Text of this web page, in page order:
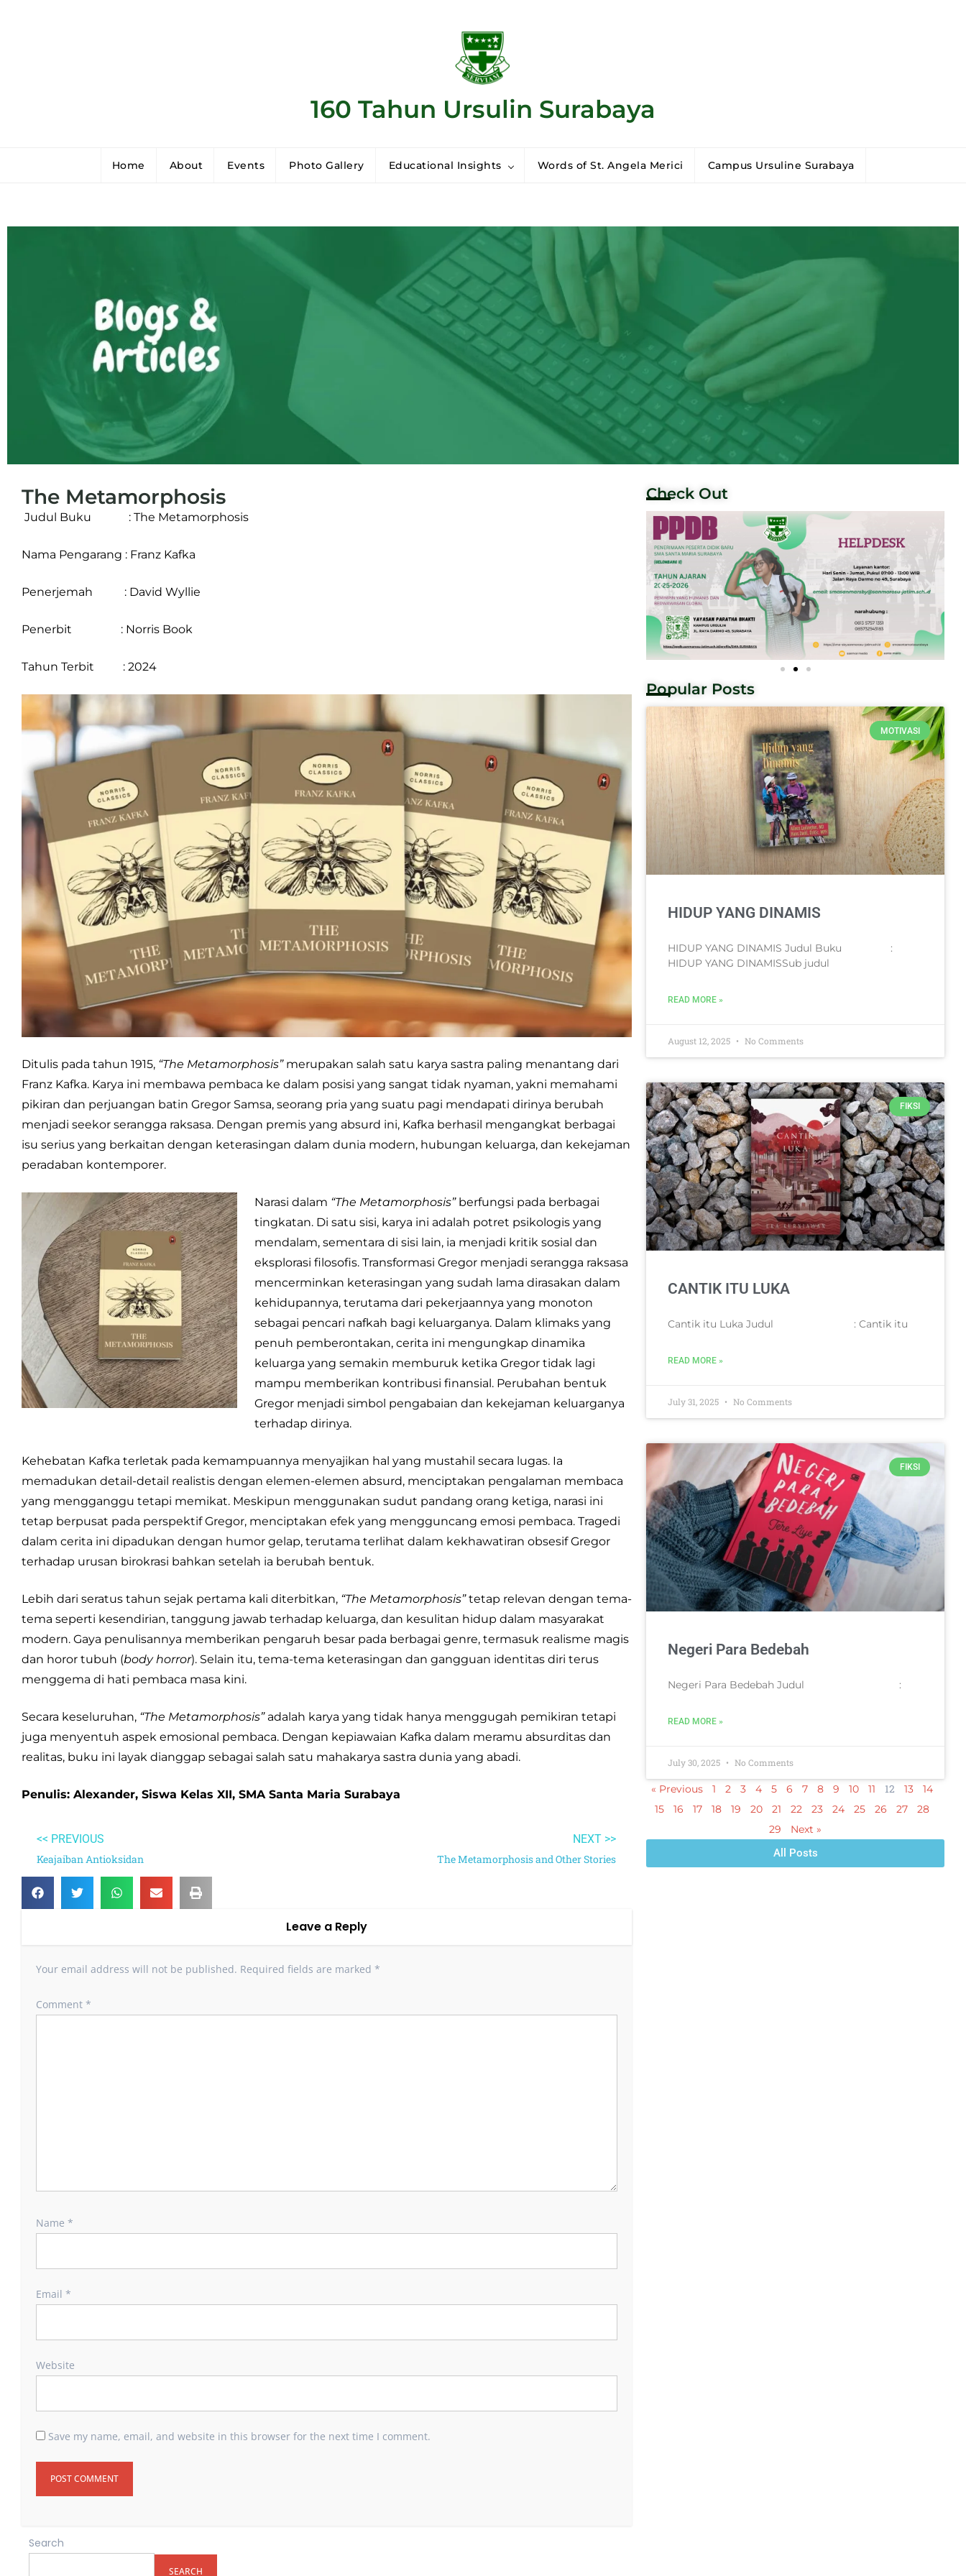
160 Tahun Ursulin Surabaya
Home About Events Photo Gallery Educational Insights Words of St. Angela Merici Campus Ursuline Surabaya
The Metamorphosis
Judul Buku : The Metamorphosis
Nama Pengarang : Franz Kafka
Penerjemah : David Wyllie
Penerbit : Norris Book
Tahun Terbit : 2024
Ditulis pada tahun 1915, “The Metamorphosis”merupakan salah satu karya sastra paling menantang dari
Franz Kafka. Karya ini membawa pembaca ke dalam posisi yang sangat tidak nyaman, yakni memahami
pikiran dan perjuangan batin Gregor Samsa, seorang pria yang suatu pagi mendapati dirinya berubah
menjadi seekor serangga raksasa. Dengan premis yang absurd ini, Kafka berhasil mengangkat berbagai
isu serius yang berkaitan dengan keterasingan dalam dunia modern, hubungan keluarga, dan kekejaman
peradaban kontemporer.
Narasi dalam “The Metamorphosis” berfungsi pada berbagai
tingkatan. Di satu sisi, karya ini adalah potret psikologis yang
mendalam, sementara di sisi lain, ia menjadi kritik sosial dan
eksplorasi filosofis. Transformasi Gregor menjadi serangga raksasa
mencerminkan keterasingan yang sudah lama dirasakan dalam
kehidupannya, terutama dari pekerjaannya yang monoton
sebagai pencari nafkah bagi keluarganya. Dalam klimaks yang
penuh pemberontakan, cerita ini mengungkap dinamika
keluarga yang semakin memburuk ketika Gregor tidak lagi
mampu memberikan kontribusi finansial. Perubahan bentuk
Gregor menjadi simbol pengabaian dan kekejaman keluarganya
terhadap dirinya.
Kehebatan Kafka terletak pada kemampuannya menyajikan hal yang mustahil secara lugas. Ia
memadukan detail-detail realistis dengan elemen-elemen absurd, menciptakan pengalaman membaca
yang mengganggu tetapi memikat. Meskipun menggunakan sudut pandang orang ketiga, narasi ini
tetap berpusat pada perspektif Gregor, menciptakan efek yang mengguncang emosi pembaca. Tragedi
dalam cerita ini dipadukan dengan humor gelap, terutama terlihat dalam kekhawatiran obsesif Gregor
terhadap urusan birokrasi bahkan setelah ia berubah bentuk.
Lebih dari seratus tahun sejak pertama kali diterbitkan, “The Metamorphosis”tetap relevan dengan tema-
tema seperti kesendirian, tanggung jawab terhadap keluarga, dan kesulitan hidup dalam masyarakat
modern. Gaya penulisannya memberikan pengaruh besar pada berbagai genre, termasuk realisme magis
dan horor tubuh (body horror). Selain itu, tema-tema keterasingan dan gangguan identitas diri terus
menggema di hati pembaca masa kini.
Secara keseluruhan, “The Metamorphosis”adalah karya yang tidak hanya menggugah pemikiran tetapi
juga menyentuh aspek emosional pembaca. Dengan kepiawaian Kafka dalam meramu absurditas dan
realitas, buku ini layak dianggap sebagai salah satu mahakarya sastra dunia yang abadi.
Penulis: Alexander, Siswa Kelas XII, SMA Santa Maria Surabaya
<< PREVIOUS
Keajaiban Antioksidan
NEXT >>
The Metamorphosis and Other Stories
Leave a Reply
Your email address will not be published. Required fields are marked *
Comment *
Name *
Email *
Website
Save my name, email, and website in this browser for the next time I comment.
Search
SEARCH
Check Out
Popular Posts
MOTIVASI
HIDUP YANG DINAMIS
HIDUP YANG DINAMIS Judul Buku :
HIDUP YANG DINAMISSub judul
READ MORE »
August 12, 2025 No Comments
FIKSI
CANTIK ITU LUKA
Cantik itu Luka Judul : Cantik itu
READ MORE »
July 31, 2025 No Comments
FIKSI
Negeri Para Bedebah
Negeri Para Bedebah Judul :
READ MORE »
July 30, 2025 No Comments
« Previous 1 2 3 4 5 6 7 8 9 10 11 12 13
14
15
16 17 18 19 20 21 22 23 24 25 26 27
28
29
Next »
All Posts